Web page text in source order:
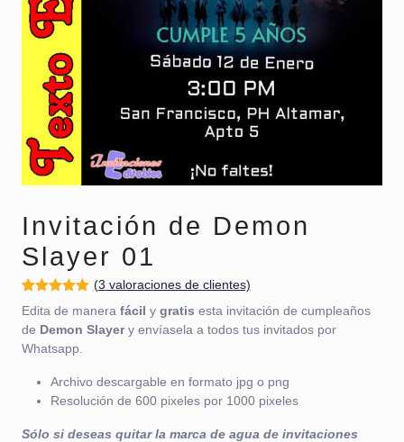
Invitación de Demon
Slayer 01
Valorado
con5.00 de
5 en base
a
3
valoracione
clientes
(3 valoraciones de clientes)
Edita de manera fácil y gratis esta invitación de cumpleaños
de Demon Slayery envíasela a todos tus invitados por
Whatsapp.
Archivo descargable en formato jpg o png
Resolución de 600 pixeles por 1000 pixeles
Sólo si deseas quitar la marca de agua de invitaciones